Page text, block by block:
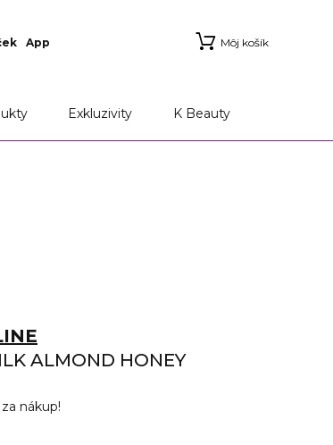
App Môj košík
Exkluzivity K Beauty
ALMOND HONEY
nákup!